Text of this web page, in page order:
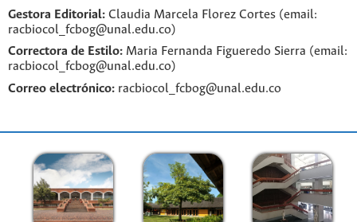
Gestora Editorial: Claudia Marcela Florez Cortes (email:
racbiocol_fcbog@unal.edu.co)
Correctora de Estilo: Maria Fernanda Figueredo Sierra (email:
racbiocol_fcbog@unal.edu.co)
Correo electrónico: racbiocol_fcbog@unal.edu.co